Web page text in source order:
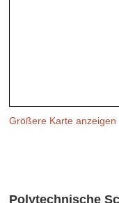
Größere Karte anzeigen
Polytechnische